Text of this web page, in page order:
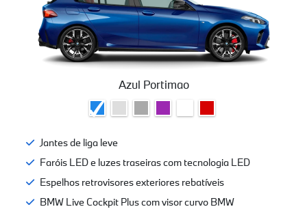
Azul Portimao
Jantes de liga leve
Faróis LED e luzes traseiras com tecnologia LED
Espelhos retrovisores exteriores rebatíveis
BMW Live Cockpit Plus com visor curvo BMW